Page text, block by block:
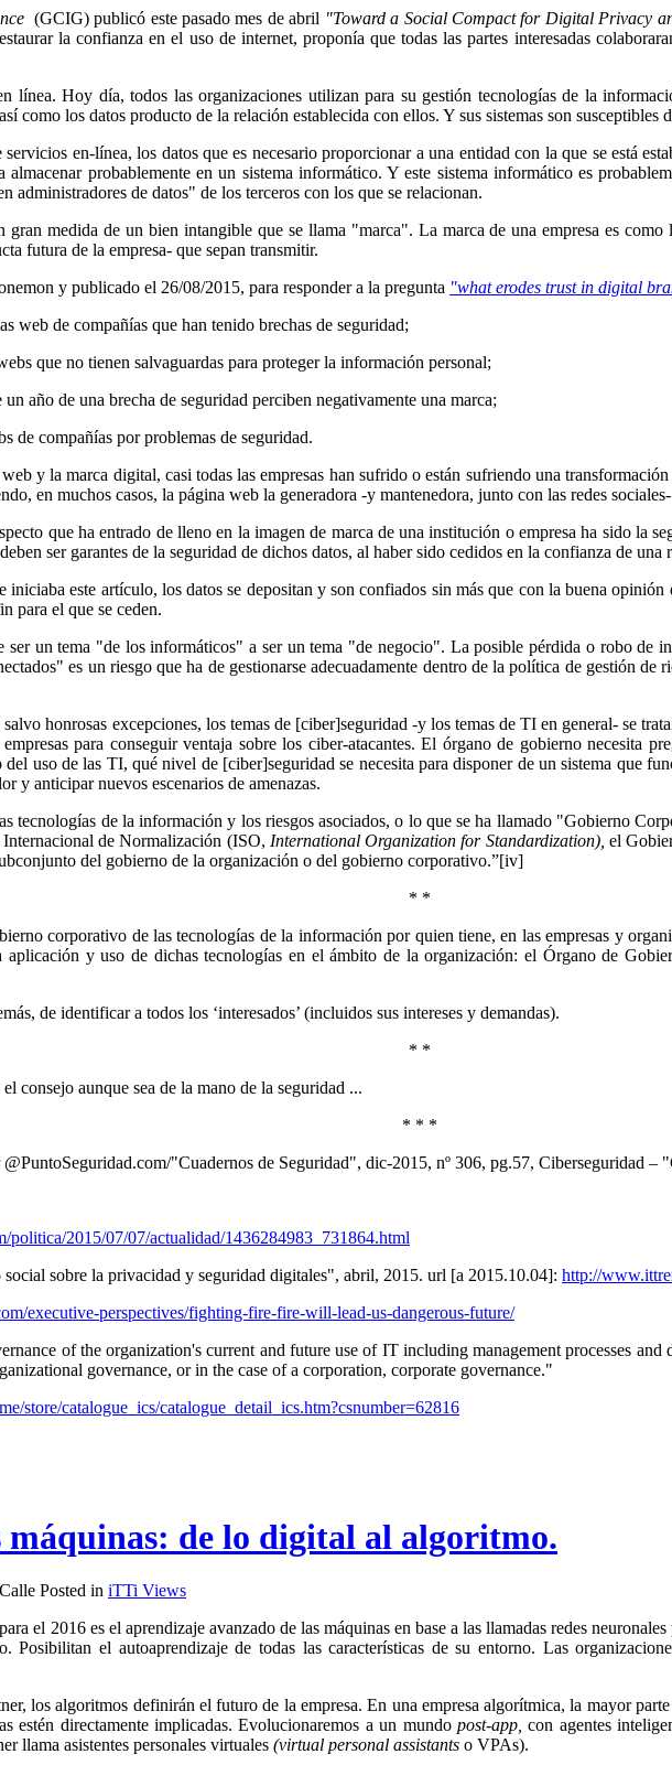
(GCIG) publicó este pasado mes de abril "Toward a Social Compact for Digital Privacy
la confianza en el uso de internet, proponía que todas las partes interesadas
línea. Hoy día, todos las organizaciones utilizan para su gestión tecnologías de la
como los datos producto de la relación establecida con ellos. Y sus sistemas son susceptibles
en-línea, los datos que es necesario proporcionar a una entidad con la que se está
probablemente en un sistema informático. Y este sistema informático es
administradores de datos" de los terceros con los que se relacionan.
medida de un bien intangible que se llama "marca". La marca de una empresa es
futura de la empresa- que sepan transmitir.
y publicado el 26/08/2015, para responder a la pregunta "what erodes trust in digital
web de compañías que han tenido brechas de seguridad;
que no tienen salvaguardas para proteger la información personal;
año de una brecha de seguridad perciben negativamente una marca;
de compañías por problemas de seguridad.
y la marca digital, casi todas las empresas han sufrido o están sufriendo una
en muchos casos, la página web la generadora -y mantenedora, junto con las redes
que ha entrado de lleno en la imagen de marca de una institución o empresa ha sido la
ser garantes de la seguridad de dichos datos, al haber sido cedidos en la confianza de una
este artículo, los datos se depositan y son confiados sin más que con la buena
para el que se ceden.
ser un tema "de los informáticos" a ser un tema "de negocio". La posible pérdida o robo de
es un riesgo que ha de gestionarse adecuadamente dentro de la política de gestión de
honrosas excepciones, los temas de [ciber]seguridad -y los temas de TI en general- se
para conseguir ventaja sobre los ciber-atacantes. El órgano de gobierno necesita
uso de las TI, qué nivel de [ciber]seguridad se necesita para disponer de un sistema que
y anticipar nuevos escenarios de amenazas.
tecnologías de la información y los riesgos asociados, o lo que se ha llamado "Gobierno
de Normalización (ISO, International Organization for Standardization), el
del gobierno de la organización o del gobierno corporativo.”[iv]
* *
corporativo de las tecnologías de la información por quien tiene, en las empresas y
y uso de dichas tecnologías en el ámbito de la organización: el Órgano de
de identificar a todos los ‘interesados’ (incluidos sus intereses y demandas).
* *
consejo aunque sea de la mano de la seguridad ...
* * *
"Cuadernos de Seguridad", dic-2015, nº 306, pg.57, Ciberseguridad
politica/2015/07/07/actualidad/1436284983_731864.html
sobre la privacidad y seguridad digitales", abril, 2015. url [a 2015.10.04]: http://
executive-perspectives/fighting-fire-fire-will-lead-us-dangerous-future/
of the organization's current and future use of IT including management processes
governance, or in the case of a corporation, corporate governance."
store/catalogue_ics/catalogue_detail_ics.htm?csnumber=62816
máquinas: de lo digital al algoritmo.
Posted in iTTi Views
el 2016 es el aprendizaje avanzado de las máquinas en base a las llamadas redes
Posibilitan el autoaprendizaje de todas las características de su entorno. Las
los algoritmos definirán el futuro de la empresa. En una empresa algorítmica, la mayor
estén directamente implicadas. Evolucionaremos a un mundo post-app, con agentes
llama asistentes personales virtuales (virtual personal assistants o VPAs).